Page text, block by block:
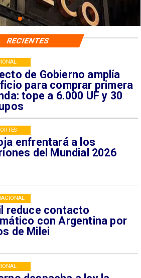
de Gobierno amplía
para comprar primera
tope a 6.000 UF y 30
enfrentará a los
del Mundial 2026
reduce contacto
con Argentina por
de Milei
RECIENTES